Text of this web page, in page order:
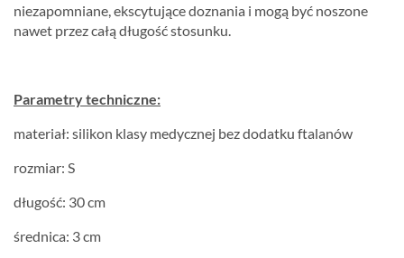
niezapomniane, ekscytujące doznania i mogą być noszone
nawet przez całą długość stosunku.
Parametry techniczne:
materiał: silikon klasy medycznej bez dodatku ftalanów
rozmiar: S
długość: 30 cm
średnica: 3 cm